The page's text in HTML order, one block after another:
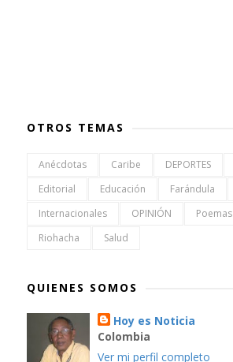
OTROS TEMAS
Anécdotas Caribe DEPORTES
Editorial
Educación Farándula
Internacionales
OPINIÓN Poemas
Riohacha
Salud
QUIENES SOMOS
Hoy es Noticia
Colombia
Ver mi perfil completo